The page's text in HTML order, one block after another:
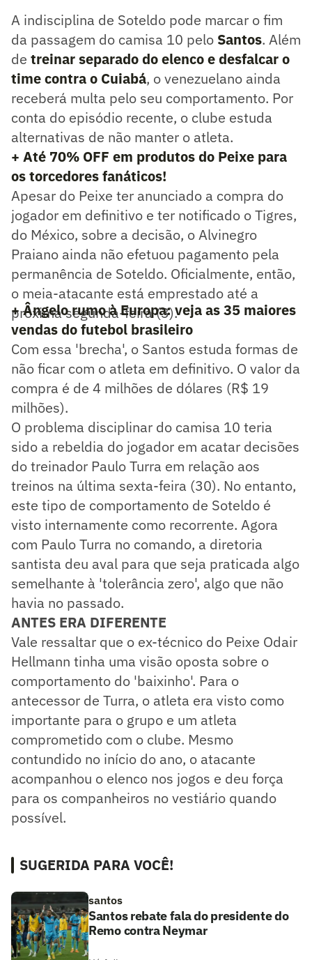
A indisciplina de Soteldo pode marcar o fim
da passagem do camisa 10 pelo Santos. Além
de treinar separado do elenco e desfalcar o
time contra o Cuiabá, o venezuelano ainda
receberá multa pelo seu comportamento. Por
conta do episódio recente, o clube estuda
alternativas de não manter o atleta.
+ Até 70% OFF em produtos do Peixe para
os torcedores fanáticos!
Apesar do Peixe ter anunciado a compra do
jogador em definitivo e ter notificado o Tigres,
do México, sobre a decisão, o Alvinegro
Praiano ainda não efetuou pagamento pela
permanência de Soteldo. Oficialmente, então,
o meia-atacante está emprestado até a
próxima segunda-feira (3).
+ Ângelo rumo à Europa: veja as 35 maiores
vendas do futebol brasileiro
Com essa 'brecha', o Santos estuda formas de
não ficar com o atleta em definitivo. O valor da
compra é de 4 milhões de dólares (R$ 19
milhões).
O problema disciplinar do camisa 10 teria
sido a rebeldia do jogador em acatar decisões
do treinador Paulo Turra em relação aos
treinos na última sexta-feira (30). No entanto,
este tipo de comportamento de Soteldo é
visto internamente como recorrente. Agora
com Paulo Turra no comando, a diretoria
santista deu aval para que seja praticada algo
semelhante à 'tolerância zero', algo que não
havia no passado.
ANTES ERA DIFERENTE
Vale ressaltar que o ex-técnico do Peixe Odair
Hellmann tinha uma visão oposta sobre o
comportamento do 'baixinho'. Para o
antecessor de Turra, o atleta era visto como
importante para o grupo e um atleta
comprometido com o clube. Mesmo
contundido no início do ano, o atacante
acompanhou o elenco nos jogos e deu força
para os companheiros no vestiário quando
possível.
SUGERIDA PARA VOCÊ!
santos
Santos rebate fala do presidente do
Remo contra Neymar